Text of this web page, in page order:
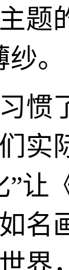
题
。
惯
实
”让
名